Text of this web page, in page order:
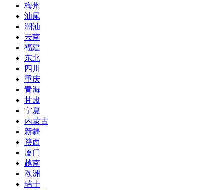
梅州
汕尾
潮汕
云南
福建
东北
四川
重庆
青海
甘肃
宁夏
内蒙古
新疆
陕西
厦门
越南
欧洲
瑞士